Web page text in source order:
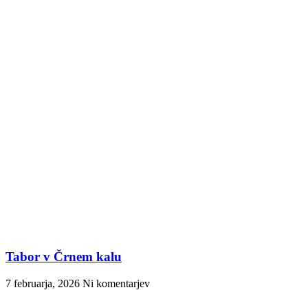
Tabor v Črnem kalu
7 februarja, 2026 Ni komentarjev